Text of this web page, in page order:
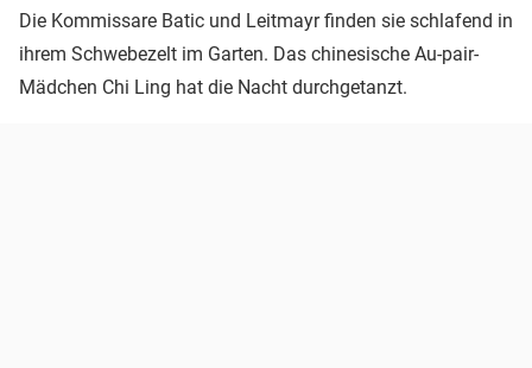
Die Kommissare Batic und Leitmayr finden sie schlafend in
ihrem Schwebezelt im Garten. Das chinesische Au-pair-
Mädchen Chi Ling hat die Nacht durchgetanzt.